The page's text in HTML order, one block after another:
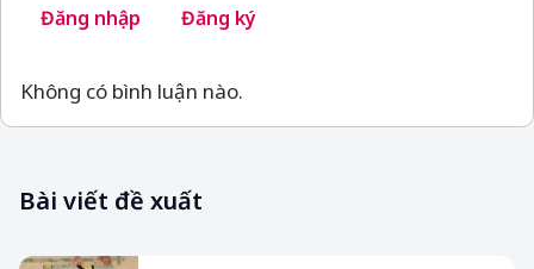
Đăng nhập Đăng ký
Không có bình luận nào.
Bài viết đề xuất